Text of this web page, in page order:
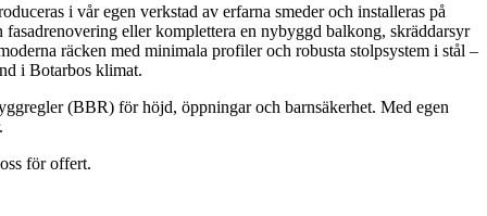
i vår egen verkstad av erfarna smeder och installeras på
eller komplettera en nybyggd balkong, skräddarsyr
räcken med minimala profiler och robusta stolpsystem i stål –
i Botarbos klimat.
(BBR) för höjd, öppningar och barnsäkerhet. Med egen
för offert.